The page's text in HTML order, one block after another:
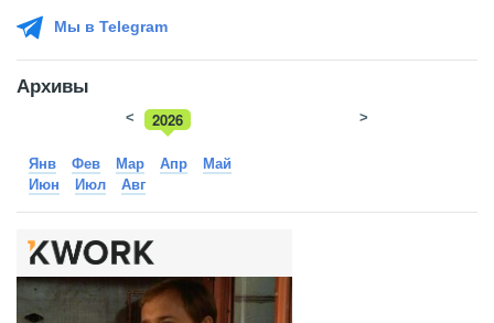
Мы в Telegram
Архивы
2026
2025
< >
Янв Фев Мар Апр
Май
Июн
Июл Авг